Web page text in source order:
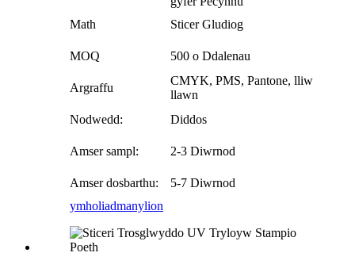
Math
Sticer Gludiog
MOQ 500 o Ddalenau
Argraffu
CMYK, PMS, Pantone, lliw
llawn
Nodwedd:
Diddos
Amser sampl: 2-3 Diwrnod
Amser dosbarthu:
5-7 Diwrnod
ymholiadmanylion